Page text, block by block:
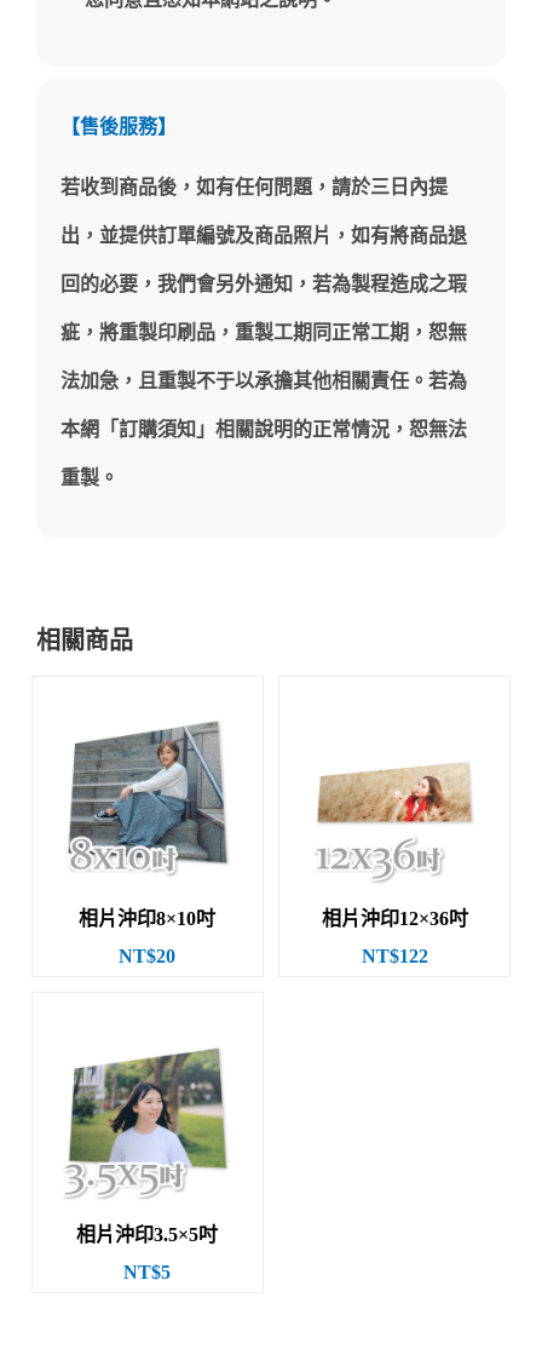
【售後服務】
若收到商品後，如有任何問題，請於三日內提
出，並提供訂單編號及商品照片，如有將商品退
回的必要，我們會另外通知，若為製程造成之瑕
疵，將重製印刷品，重製工期同正常工期，恕無
法加急，且重製不于以承擔其他相關責任。若為
本網「訂購須知」相關說明的正常情況，恕無法
重製。
相關商品
相片沖印8×10吋
NT$20
相片沖印12×36吋
NT$122
相片沖印3.5×5吋
NT$5